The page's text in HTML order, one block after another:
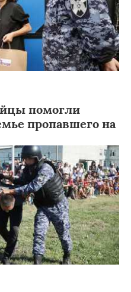
помогли
пропавшего на